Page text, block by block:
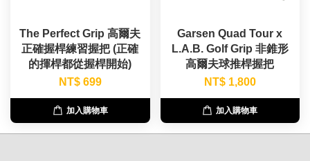
The Perfect Grip 高爾夫
正確握桿練習握把 (正確
的揮桿都從握桿開始)
NT$ 699
加入購物車
Garsen Quad Tour x
L.A.B. Golf Grip 非錐形
高爾夫球推桿握把
NT$ 1,800
加入購物車